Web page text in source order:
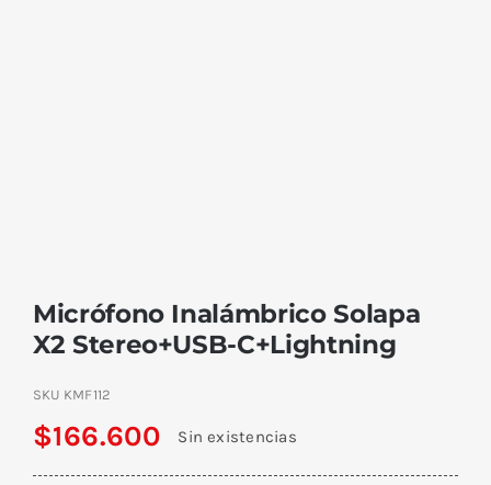
Micrófono Inalámbrico Solapa
X2 Stereo+USB-C+Lightning
SKU KMF112
$166.600 Sin existencias